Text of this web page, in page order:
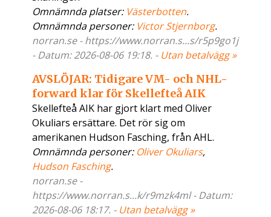
Omnämnda platser: Västerbotten.
Omnämnda personer: Victor Stjernborg.
norran.se - https://www.norran.s...s/r5p9go1j
- Datum: 2026-08-06 19:18. - Utan betalvägg »
AVSLÖJAR: Tidigare VM- och NHL-
forward klar för Skellefteå AIK
Skellefteå AIK har gjort klart med Oliver
Okuliars ersättare. Det rör sig om
amerikanen Hudson Fasching, från AHL.
Omnämnda personer: Oliver Okuliars,
Hudson Fasching.
norran.se -
https://www.norran.s...k/r9mzk4ml - Datum:
2026-08-06 18:17. - Utan betalvägg »